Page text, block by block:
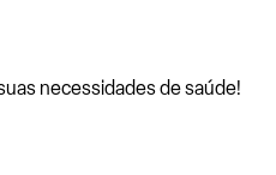
necessidades de saúde!